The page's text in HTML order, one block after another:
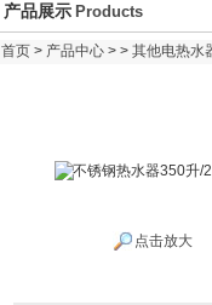
产品展示 Products
首页 > 产品中心 > > 其他电热水
点击放大